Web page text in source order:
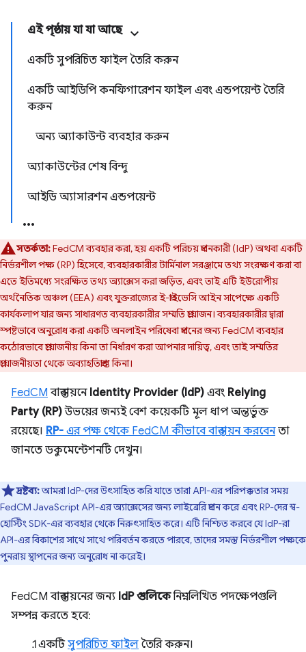
এই পৃষ্ঠায় যা যা আছে
একটি সুপরিচিত ফাইল তৈরি করুন
একটি আইডিপি কনফিগারেশন ফাইল এবং এন্ডপয়েন্ট তৈরি
করুন
অন্য অ্যাকাউন্ট ব্যবহার করুন
অ্যাকাউন্টের শেষ বিন্দু
আইডি অ্যাসারশন এন্ডপয়েন্ট
সতর্কতা:FedCM ব্যবহার করা, হয় একটি পরিচয় প্রদানকারী (IdP) অথবা একটি
নির্ভরশীল পক্ষ (RP) হিসেবে, ব্যবহারকারীর টার্মিনাল সরঞ্জামে তথ্য সংরক্ষণ করা বা
এতে ইতিমধ্যে সংরক্ষিত তথ্য অ্যাক্সেস করা জড়িত, এবং তাই এটি ইউরোপীয়
অর্থনৈতিক অঞ্চল (EEA) এবং যুক্তরাজ্যের ই-প্রাইভেসি আইন সাপেক্ষে একটি
কার্যকলাপ যার জন্য সাধারণত ব্যবহারকারীর সম্মতি প্রয়োজন। ব্যবহারকারীর দ্বারা
স্পষ্টভাবে অনুরোধ করা একটি অনলাইন পরিষেবা প্রদানের জন্য FedCM ব্যবহার
কঠোরভাবে প্রয়োজনীয় কিনা তা নির্ধারণ করা আপনার দায়িত্ব, এবং তাই সম্মতির
প্রয়োজনীয়তা থেকে অব্যাহতিপ্রাপ্ত কিনা।
FedCM বাস্তবায়নে Identity Provider (IdP) এবং Relying
Party (RP)উভয়ের জন্যই বেশ কয়েকটি মূল ধাপ অন্তর্ভুক্ত
রয়েছে। RP- এর পক্ষ থেকে FedCM কীভাবে বাস্তবায়ন করবেনতা
জানতে ডকুমেন্টেশনটি দেখুন।
দ্রষ্টব্য:আমরা IdP-দের উৎসাহিত করি যাতে তারা API-এর পরিপক্কতার সময়
FedCM JavaScript API-এর অ্যাক্সেসের জন্য লাইব্রেরি প্রদান করে এবং RP-দের স্ব-
হোস্টিং SDK-এর ব্যবহার থেকে নিরুৎসাহিত করে। এটি নিশ্চিত করবে যে IdP-রা
API-এর বিকাশের সাথে সাথে পরিবর্তন করতে পারবে, তাদের সমস্ত নির্ভরশীল পক্ষকে
পুনরায় স্থাপনের জন্য অনুরোধ না করেই।
FedCM বাস্তবায়নের জন্য IdP গুলিকেনিম্নলিখিত পদক্ষেপগুলি
সম্পন্ন করতে হবে:
একটিসুপরিচিত ফাইল তৈরি করুন।